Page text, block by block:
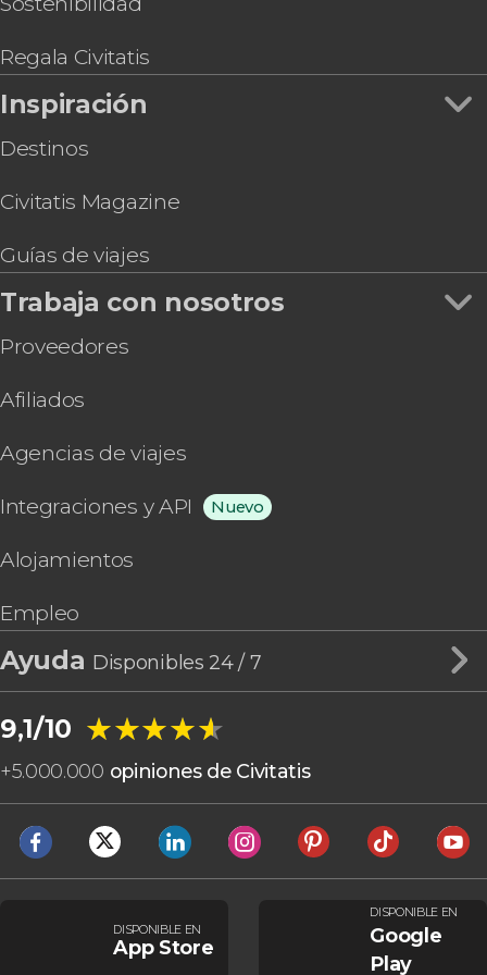
Regala Civitatis
Inspiración
Destinos
Civitatis Magazine
Guías de viajes
Trabaja con nosotros
Proveedores
Afiliados
Agencias de viajes
Integraciones y API Nuevo
Alojamientos
Empleo
Ayuda Disponibles 24 / 7
9,1/10 ★★★★★
★★★★★
+5.000.000 opiniones de Civitatis
DISPONIBLE EN
App Store
DISPONIBLE EN
Google
Play